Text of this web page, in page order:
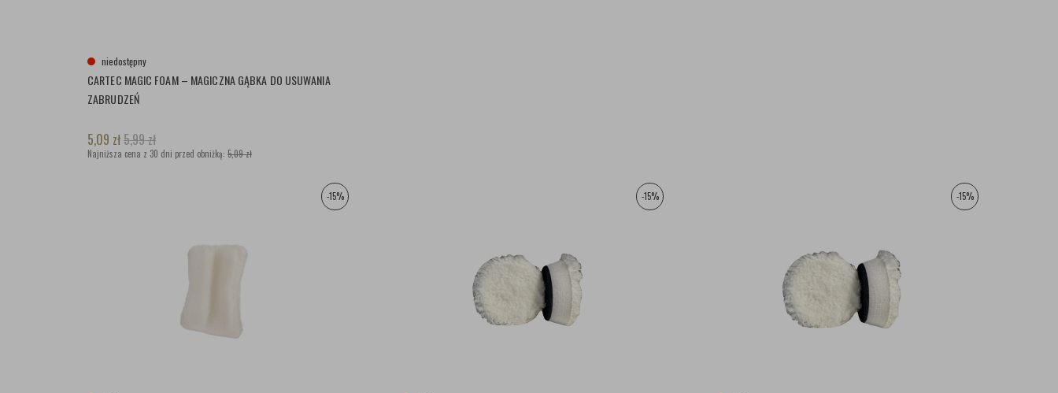
niedostępny
CARTEC MAGIC FOAM – MAGICZNA GĄBKA DO USUWANIA
ZABRUDZEŃ
5,09 zł5,99zł
Najniższa cena z 30 dni przed obniżką: 5,09 zł
-15% -15% -15%